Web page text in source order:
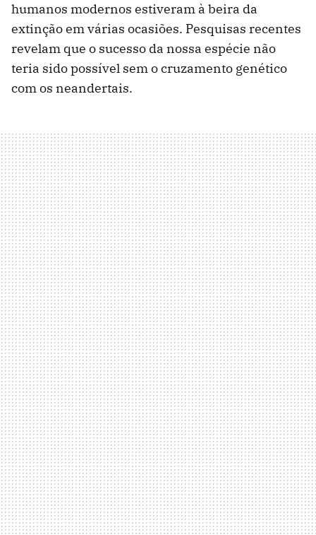
humanos modernos estiveram à beira da
extinção em várias ocasiões. Pesquisas recentes
revelam que o sucesso da nossa espécie não
teria sido possível sem o cruzamento genético
com os neandertais.